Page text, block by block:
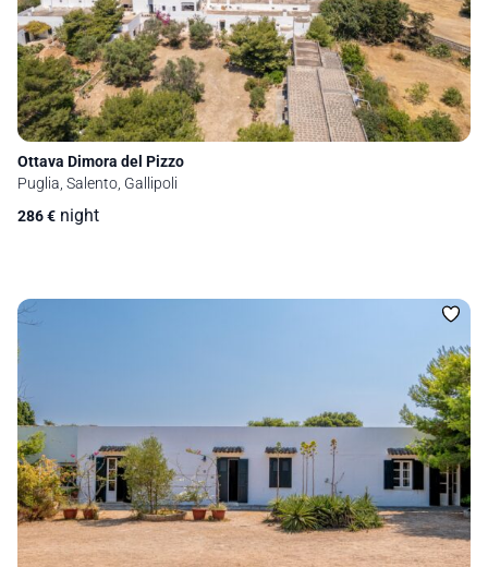
Ottava Dimora del Pizzo
Puglia, Salento, Gallipoli
286€ night